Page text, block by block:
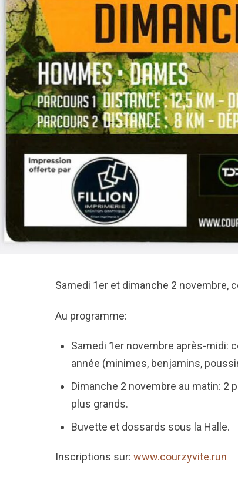
Samedi 1er et dimanche 2 novembre,
Au programme:
Samedi 1er novembre après-midi:
année (minimes, benjamins,
Dimanche 2 novembre au matin: 2
plus grands.
Buvette et dossards sous la Halle.
Inscriptions sur:www.courzyvite.run